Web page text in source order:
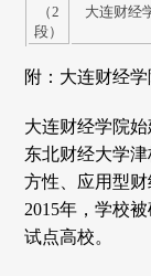
（2
段）
大连财经
附：大连财经
大连财经学院
东北财经大学
方性、应用型
2015年，学校
试点高校。